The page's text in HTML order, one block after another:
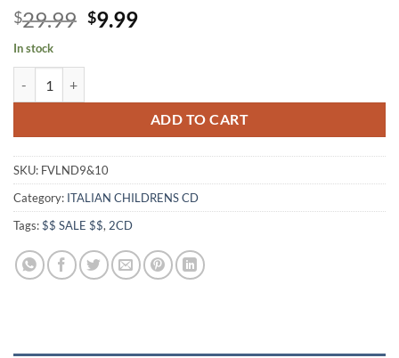
$29.99 Original
$9.99Current
In stock
ADD TO CART
SKU: FVLND9&10
Category: ITALIAN CHILDRENS CD
Tags:$$ SALE $$, 2CD